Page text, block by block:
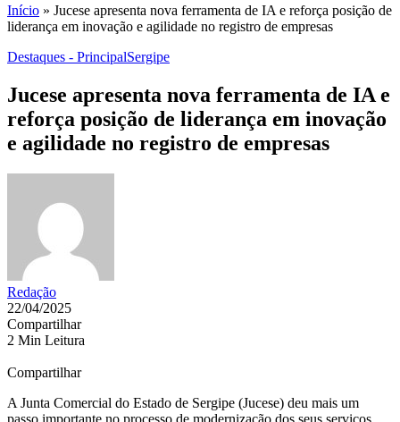
Início » Jucese apresenta nova ferramenta de IA e reforça posição de
liderança em inovação e agilidade no registro de empresas
Destaques - PrincipalSergipe
Jucese apresenta nova ferramenta de IA e
reforça posição de liderança em inovação
e agilidade no registro de empresas
Redação
22/04/2025
Compartilhar
2 Min Leitura
Compartilhar
A Junta Comercial do Estado de Sergipe (Jucese) deu mais um
passo importante no processo de modernização dos seus serviços.